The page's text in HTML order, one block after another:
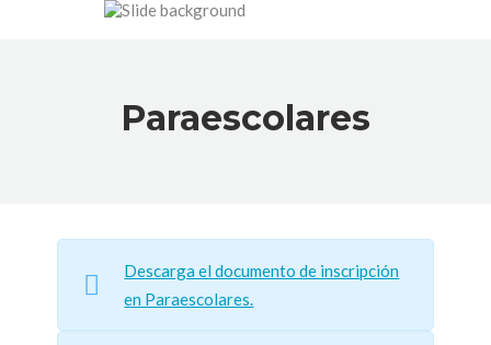
Paraescolares
Descarga el documento de inscripción
en Paraescolares.